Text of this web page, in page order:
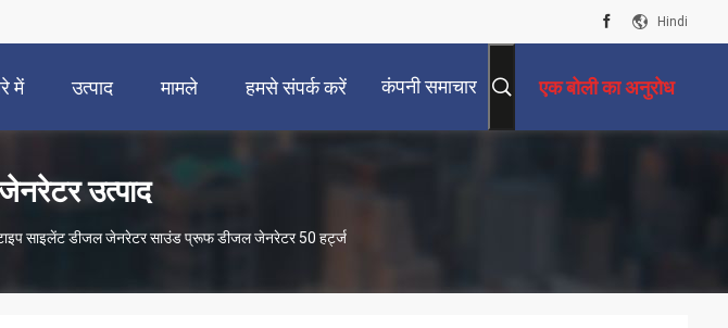
Hindi
में उत्पाद मामले हमसे संपर्क करें कंपनी समाचार एक बोली का अनुरोध
उत्पाद
साइलेंट डीजल जेनरेटर साउंड प्रूफ डीजल जेनरेटर 50 हर्ट्ज